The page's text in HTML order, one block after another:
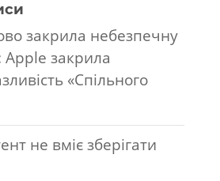
закрила небезпечну
Apple закрила
«Спільного
не вміє зберігати